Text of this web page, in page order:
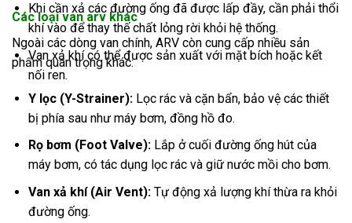
Khi cần xả các đường ống đã được lấp đầy, cần phải thổi
khí vào để thay thế chất lỏng rời khỏi hệ thống.
Van xả khí có thể được sản xuất với mặt bích hoặc kết
nối ren.
Các loại van arv khác
Ngoài các dòng van chính, ARV còn cung cấp nhiều sản
phẩm quan trọng khác:
Y lọc (Y-Strainer):Lọc rác và cặn bẩn, bảo vệ các thiết
bị phía sau như máy bơm, đồng hồ đo.
Rọ bơm (Foot Valve):Lắp ở cuối đường ống hút của
máy bơm, có tác dụng lọc rác và giữ nước mồi cho bơm.
Van xả khí (Air Vent):Tự động xả lượng khí thừa ra khỏi
đường ống.